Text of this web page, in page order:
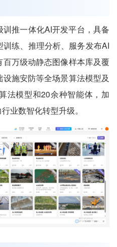
推一体化AI开发平台，具备
练、推理分析、服务发布AI
万级动静态图像样本库及覆
施安防等全场景算法模型及
法模型和20余种智能体，加
业数智化转型升级。